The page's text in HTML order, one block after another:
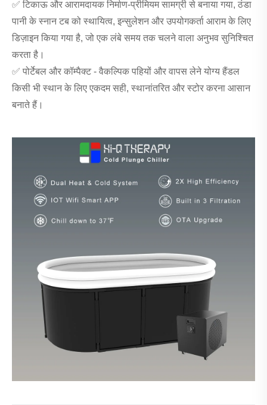
✅ टिकाऊ और आरामदायक निर्माण-प्रीमियम सामग्री से बनाया गया, ठंडा
पानी के स्नान टब को स्थायित्व, इन्सुलेशन और उपयोगकर्ता आराम के लिए
डिज़ाइन किया गया है, जो एक लंबे समय तक चलने वाला अनुभव सुनिश्चित
करता है।
✅ पोर्टेबल और कॉम्पैक्ट - वैकल्पिक पहियों और वापस लेने योग्य हैंडल
किसी भी स्थान के लिए एकदम सही, स्थानांतरित और स्टोर करना आसान
बनाते हैं।